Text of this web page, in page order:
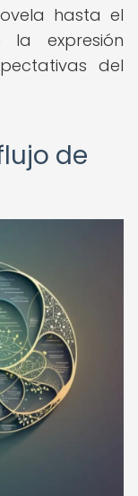
hasta el
la expresión
del
de